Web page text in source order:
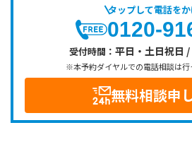
タップして電話を
0120-
受付時間： 平日・土日祝日
※本予約ダイヤルでの電話相談は行
無料相談申